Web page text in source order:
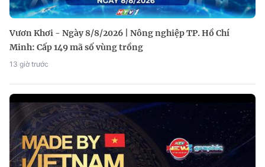
Vươn Khơi - Ngày 8/8/2026 | Nông nghiệp TP. Hồ Chí
Minh: Cấp 149 mã số vùng trồng
13 giờ trước